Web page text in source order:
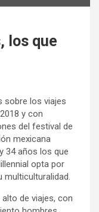
los que
sobre los viajes
y con
del festival de
mexicana
34 años los que
opta por
multiculturalidad.
de viajes, con